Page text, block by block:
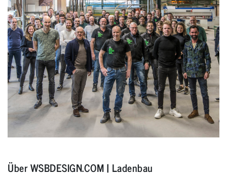
KOSTENLOSE
INSPIRATION-
BROSCHÜRE
MIT EXKLUSIVE
INTERIEURKONZEPTEN
Über WSBDESIGN.COM | Ladenbau